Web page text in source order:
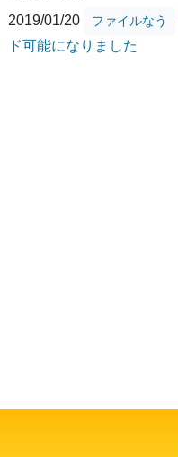
2019/01/20
ファイルなう
ド可能になりました